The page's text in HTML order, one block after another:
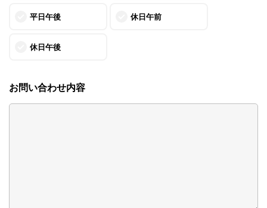
平日午後 休日午前
休日午後
お問い合わせ内容